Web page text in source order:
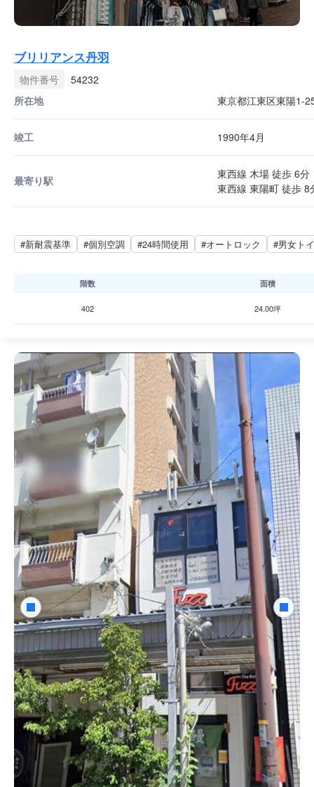
ブリリアンス丹羽
物件番号
54232
所在地
東京都江東区東陽1-
竣工 1990年4月
最寄り駅
東西線 木場 徒歩 6分
東西線 東陽町 徒歩 8
#新耐震基準 #個別空調 #24時間使用 #オートロック #男女ト
階数 面積
402 24.00坪